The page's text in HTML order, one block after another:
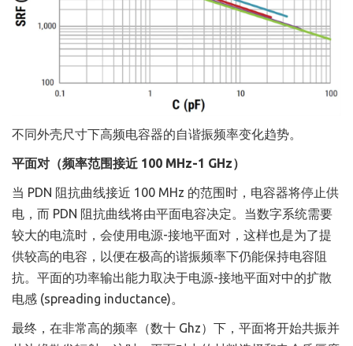
不同外壳尺寸下高频电容器的自谐振频率变化趋势。
平面对（频率范围接近 100 MHz-1 GHz）
当 PDN 阻抗曲线接近 100 MHz 的范围时，电容器将停止供
电，而 PDN 阻抗曲线将由平面电容决定。当数字系统需要
较大的电流时，会使用电源-接地平面对，这样也是为了提
供较高的电容，以便在极高的谐振频率下仍能保持电容阻
抗。平面的功率输出能力取决于电源-接地平面对中的扩散
电感 (spreading inductance)。
最终，在非常高的频率（数十 Ghz）下，平面将开始共振并